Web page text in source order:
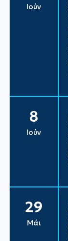
Ιούν
8
Ιούν
29
Μάι